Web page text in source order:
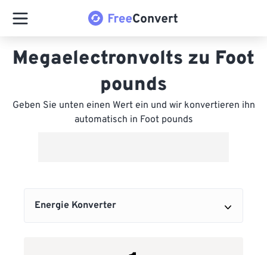
Megaelectronvolts zu Foot
pounds
Geben Sie unten einen Wert ein und wir konvertieren ihn
automatisch in Foot pounds